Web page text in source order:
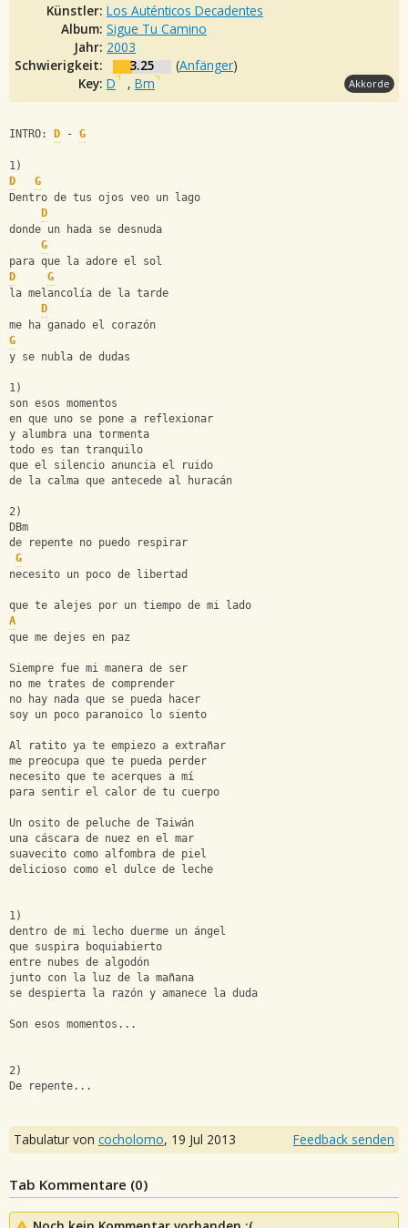
Künstler: Los Auténticos Decadentes
Album: Sigue Tu Camino
Jahr: 2003
Schwierigkeit:
3.25 (Anfänger)
Key: D , Bm Akkorde
INTRO: D - G
1)
D
G
Dentro de tus ojos veo un lago
D
donde un hada se desnuda
G
para que la adore el sol
D
G
la melancolía de la tarde
D
me ha ganado el corazón
G
y se nubla de dudas
1)
son esos momentos
en que uno se pone a reflexionar
y alumbra una tormenta
todo es tan tranquilo
que el silencio anuncia el ruido
de la calma que antecede al huracán
2)
DBm
de repente no puedo respirar
G
necesito un poco de libertad
que te alejes por un tiempo de mi lado
A
que me dejes en paz
Siempre fue mi manera de ser
no me trates de comprender
no hay nada que se pueda hacer
soy un poco paranoico lo siento
Al ratito ya te empiezo a extrañar
me preocupa que te pueda perder
necesito que te acerques a mí
para sentir el calor de tu cuerpo
Un osito de peluche de Taiwán
una cáscara de nuez en el mar
suavecito como alfombra de piel
delicioso como el dulce de leche
1)
dentro de mi lecho duerme un ángel
que suspira boquiabierto
entre nubes de algodón
junto con la luz de la mañana
se despierta la razón y amanece la duda
Son esos momentos...
2)
De repente...
Tabulatur von cocholomo, 19 Jul 2013 Feedback senden
Tab Kommentare (0)